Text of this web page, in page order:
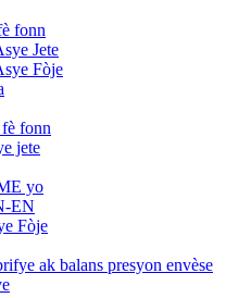
fonn
Jete
Fòje
fonn
jete
yo
EN
Fòje
ak balans presyon envèse